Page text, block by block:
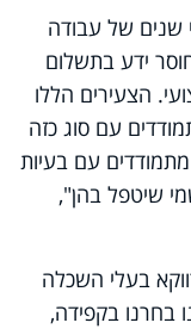
שנים של עבודה
ידע בתשלום
הצעירים הללו
עם סוג כזה
עם בעיות
שיטפל בהן",
בעלי השכלה
בחרנו בקפידה,